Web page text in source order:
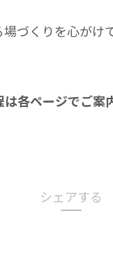
づくりを心がけ
各ページでご案
シェアする